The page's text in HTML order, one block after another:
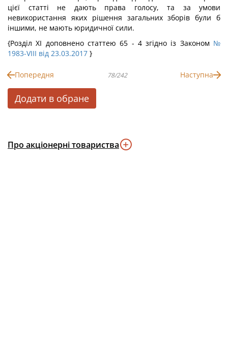
цієї статті не дають права голосу, та за умови
невикористання яких рішення загальних зборів були б
іншими, не мають юридичної сили.
{Розділ XI доповнено статтею 65 - 4 згідно із Законом №
1983-VIII від 23.03.2017 }
Попередня 78/242 Наступна
Додати в обране
Про акціонерні товариства